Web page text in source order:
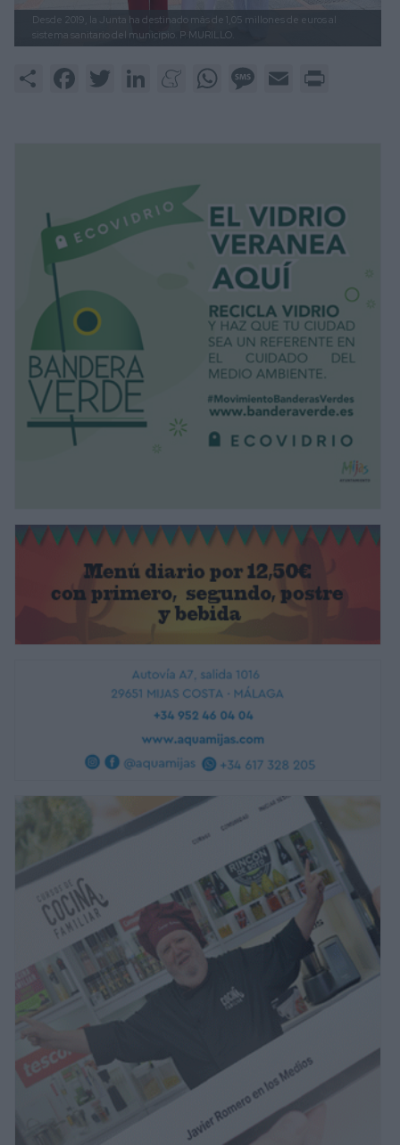
Desde 2019, la Junta ha destinado más de 1,05 millones de euros al
sistema sanitario del municipio. P. MURILLO.
Share FacebookTwitter LinkedInMeneameWhatsAppMessage
Email